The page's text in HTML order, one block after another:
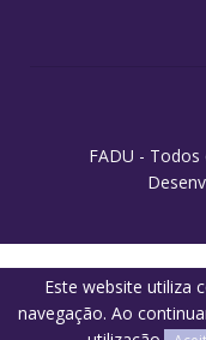
FADU -
Este website utiliza
navegação. Ao